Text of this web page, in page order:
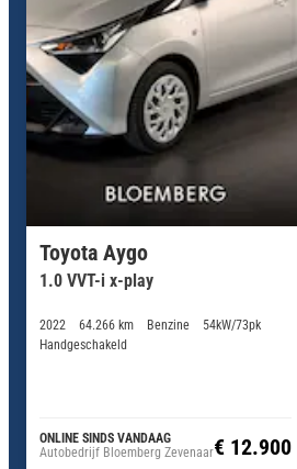
Toyota Aygo
1.0 VVT-i x-play
2022 64.266 km Benzine
54kW/73pk
Handgeschakeld
ONLINE SINDS VANDAAG
Autobedrijf Bloemberg Zevenaar€ 12.900